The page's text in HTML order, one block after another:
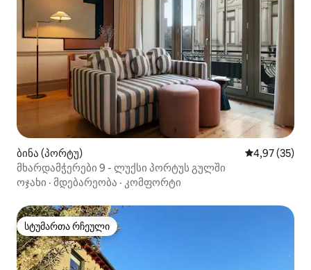
ბინა (პორტუ) საშუალო
4,97 (35)
მხარდამჭერები 9 - ლუქსი პორტუს გულში
ოჯახი · მდებარეობა · კომფორტი
სტუმართა რჩეული
სტუმართა რჩეული